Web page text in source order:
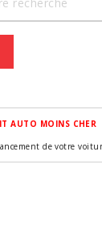
AUTO MOINS CHER
de votre